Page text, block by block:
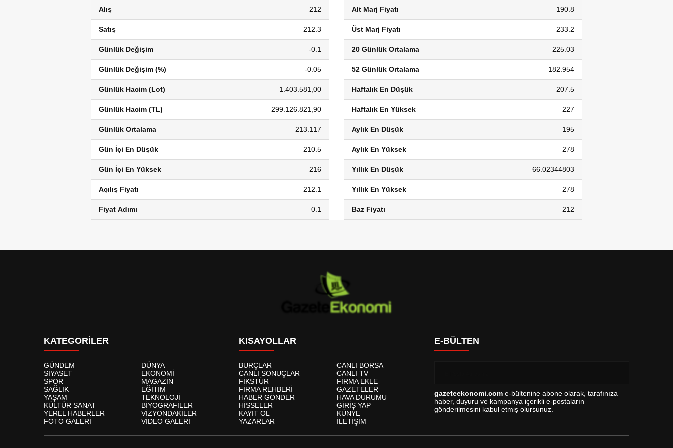
Alış 212
Satış 212.3
Günlük Değişim -0.1
Günlük Değişim (%) -0.05
Günlük Hacim (Lot) 1.403.581,00
Günlük Hacim (TL) 299.126.821,90
Günlük Ortalama 213.117
Gün İçi En Düşük 210.5
Gün İçi En Yüksek 216
Açılış Fiyatı 212.1
Fiyat Adımı 0.1
Alt Marj Fiyatı 190.8
Üst Marj Fiyatı 233.2
20 Günlük Ortalama 225.03
52 Günlük Ortalama 182.954
Haftalık En Düşük 207.5
Haftalık En Yüksek 227
Aylık En Düşük 195
Aylık En Yüksek 278
Yıllık En Düşük 66.02344803
Yıllık En Yüksek 278
Baz Fiyatı 212
KATEGORİLER
GÜNDEM
DÜNYA
SİYASET
EKONOMİ
SPOR
MAGAZİN
SAĞLIK
EĞİTİM
YAŞAM
TEKNOLOJİ
KÜLTÜR SANAT
BİYOGRAFİLER
YEREL HABERLER
VİZYONDAKİLER
FOTO GALERİ
VİDEO GALERİ
KISAYOLLAR
BURÇLAR
CANLI BORSA
CANLI SONUÇLAR
CANLI TV
FİKSTÜR
FİRMA EKLE
FİRMA REHBERİ
GAZETELER
HABER GÖNDER
HAVA DURUMU
HİSSELER
GİRİŞ YAP
KAYIT OL
KÜNYE
YAZARLAR
İLETİŞİM
E-BÜLTEN
gazeteekonomi.com e-bültenine abone olarak, tarafınıza
haber, duyuru ve kampanya içerikli e-postaların
gönderilmesini kabul etmiş olursunuz.